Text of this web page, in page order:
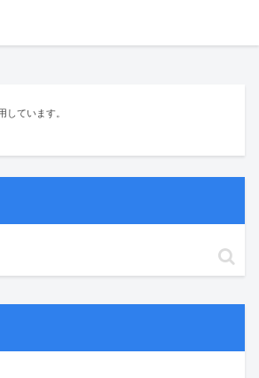
しています。